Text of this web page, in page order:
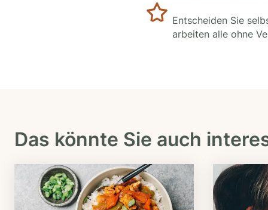
Entscheiden Sie
arbeiten alle ohne
Das könnte Sie auch